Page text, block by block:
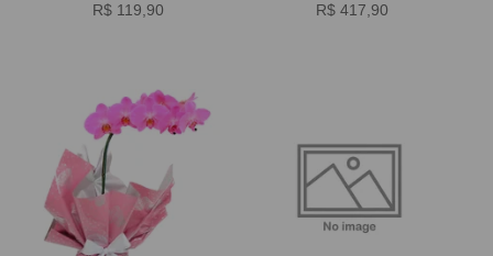
R$ 119,90 R$ 417,90